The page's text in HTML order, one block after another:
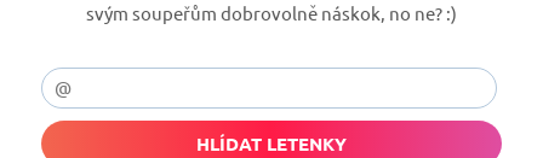
svým soupeřům dobrovolně náskok, no ne? :)
HLÍDAT LETENKY